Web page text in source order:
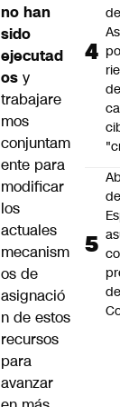
no han
sido
ejecutad
os y
trabajare
mos
conjuntam
ente para
modificar
los
actuales
mecanism
os de
asignació
n de estos
recursos
para
avanzar
de
de